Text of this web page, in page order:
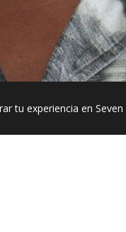
tu experiencia en